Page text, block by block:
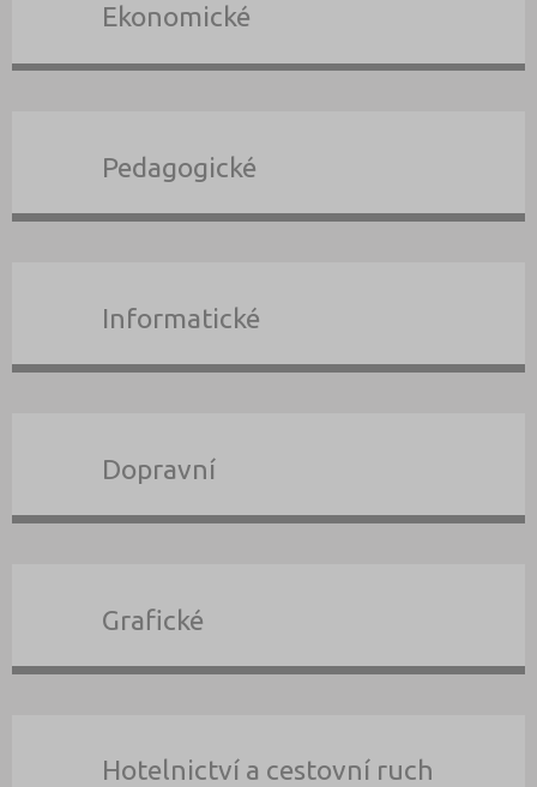
Ekonomické
Pedagogické
Informatické
Dopravní
Grafické
Hotelnictví a cestovní ruch